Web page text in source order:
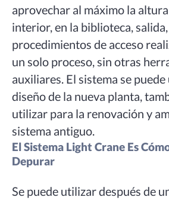
aprovechar al máximo la
interior, en la biblioteca,
procedimientos de acceso
un solo proceso, sin otras
auxiliares. El sistema se
diseño de la nueva planta,
utilizar para la renovación y
sistema antiguo.
El Sistema Light Crane Es
Depurar
Se puede utilizar después de